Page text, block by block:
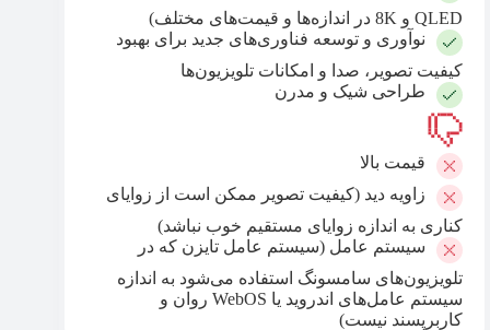
QLED و 8K در اندازه‌ها و قیمت‌های مختلف)
نوآوری و توسعه فناوری‌های جدید برای بهبود
کیفیت تصویر، صدا و امکانات تلویزیون‌ها
طراحی شیک و مدرن
قیمت بالا
زاویه دید (کیفیت تصویر ممکن است از زوایای
کناری به اندازه زوایای مستقیم خوب نباشد)
سیستم عامل (سیستم عامل تایزن که در
تلویزیون‌های سامسونگ استفاده می‌شود به اندازه
سیستم عامل‌های اندروید یا WebOS روان و
کاربرپسند نیست)